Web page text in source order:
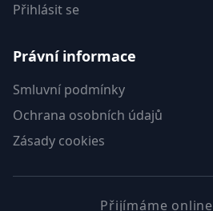
Přihlásit se
Právní informace
Smluvní podmínky
Ochrana osobních údajů
Zásady cookies
Přijímáme